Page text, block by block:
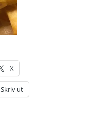
X
Skriv ut